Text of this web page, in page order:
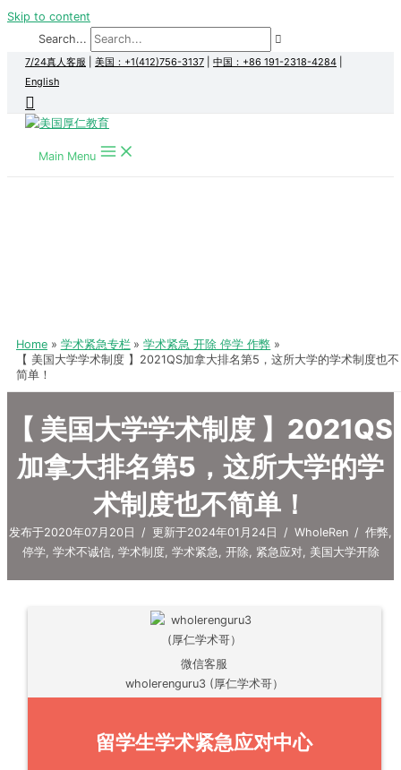
Skip to content
Search...
7/24真人客服 美国：+1(412)756-3137 中国：+86 191-2318-4284
English
Main Menu
Home 学术紧急专栏
学术紧急 开除 停学 作弊
【 美国大学学术制度 】2021QS加拿大排名第5，这所大学的学术制度也不
简单！
【 美国大学学术制度 】2021QS
加拿大排名第5，这所大学的学
术制度也不简单！
发布于2020年07月20日 / 更新于2024年01月24日 / WholeRen / 作弊,
停学, 学术不诚信, 学术制度, 学术紧急, 开除, 紧急应对, 美国大学开除
微信客服
wholerenguru3 (厚仁学术哥）
留学生学术紧急应对中心